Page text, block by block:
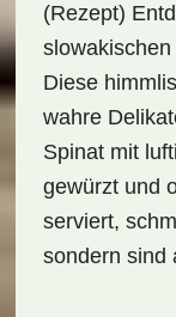
(Rezept)
Diese
wahre
Spinat mit
gewürzt und
serviert,
sondern